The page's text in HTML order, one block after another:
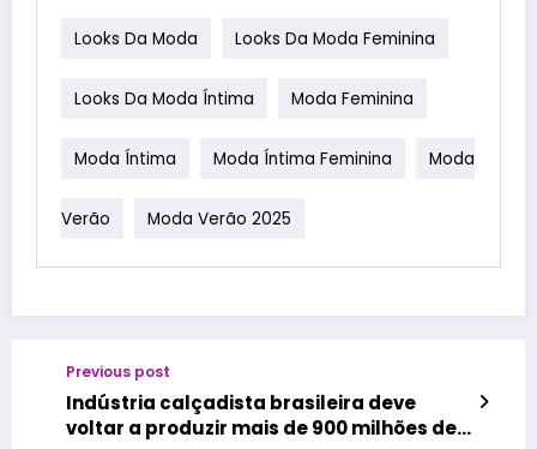
Looks Da Moda Looks Da Moda Feminina
Looks Da Moda Íntima Moda Feminina
Moda Íntima Moda Íntima Feminina Moda
Verão Moda Verão 2025
Previous post
Indústria calçadista brasileira deve
voltar a produzir mais de 900 milhões de